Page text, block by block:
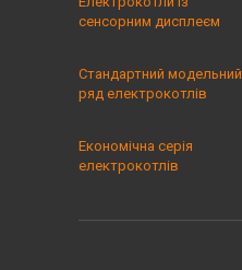
сенсорним дисплеєм
Стандартний модельний
ряд електрокотлів
Економічна серія
електрокотлів